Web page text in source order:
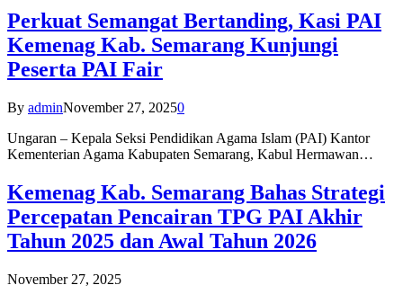
Perkuat Semangat Bertanding, Kasi PAI
Kemenag Kab. Semarang Kunjungi
Peserta PAI Fair
By adminNovember 27, 20250
Ungaran – Kepala Seksi Pendidikan Agama Islam (PAI) Kantor
Kementerian Agama Kabupaten Semarang, Kabul Hermawan…
Kemenag Kab. Semarang Bahas Strategi
Percepatan Pencairan TPG PAI Akhir
Tahun 2025 dan Awal Tahun 2026
November 27, 2025